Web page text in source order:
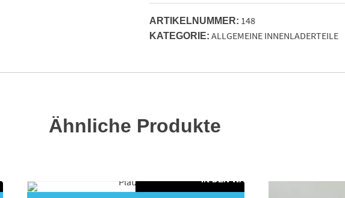
Orthaus-
BURG
Menge
ARTIKELNUMMER: 148
KATEGORIE: ALLGEMEINE INNENLADERTEILE
Ähnliche Produkte
IN DEN WARENKORB